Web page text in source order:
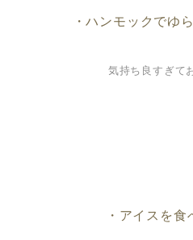
・ハンモックでゆ
気持ち良すぎて
・アイスを食